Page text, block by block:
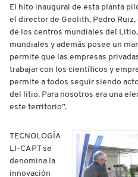
El hito inaugural de esta planta
el director de Geolith, Pedro
de los centros mundiales del
mundiales y además posee un
permite que las empresas
trabajar con los científicos y
permite a todos seguir siendo
del litio. Para nosotros era una
este territorio”.
TECNOLOGÍA
LI-CAPT se
denomina la
innovación